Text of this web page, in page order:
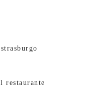
restaurante